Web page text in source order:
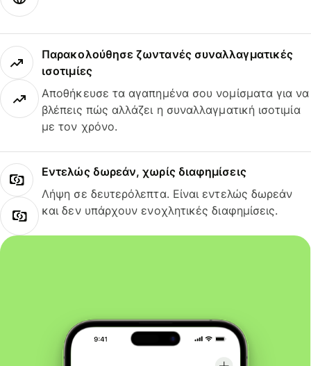
Παρακολούθησε ζωντανές συναλλαγματικές
ισοτιμίες
Αποθήκευσε τα αγαπημένα σου νομίσματα για να
βλέπεις πώς αλλάζει η συναλλαγματική ισοτιμία
με τον χρόνο.
Εντελώς δωρεάν, χωρίς διαφημίσεις
Λήψη σε δευτερόλεπτα. Είναι εντελώς δωρεάν
και δεν υπάρχουν ενοχλητικές διαφημίσεις.